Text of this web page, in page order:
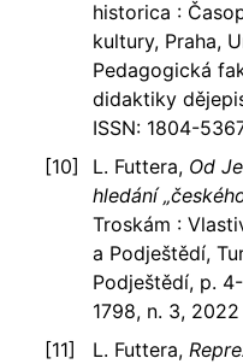
historica :
kultury, Praha,
Pedagogická
didaktiky
ISSN: 1804-
L. Futtera, Od
hledání
Troskám :
a Podještědí,
Podještědí, p.
1798, n. 3, 2022
L. Futtera,